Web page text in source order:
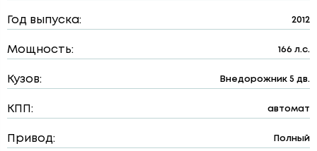
Год выпуска: 2012
Мощность: 166 л.с.
Кузов: Внедорожник 5 дв.
КПП: автомат
Привод: Полный